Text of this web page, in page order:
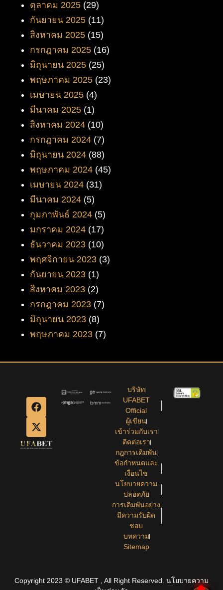
ตุลาคม 2025 (29)
กันยายน 2025 (11)
สิงหาคม 2025 (15)
กรกฎาคม 2025 (16)
มิถุนายน 2025 (25)
พฤษภาคม 2025 (23)
เมษายน 2025 (4)
มีนาคม 2025 (1)
สิงหาคม 2024 (10)
กรกฎาคม 2024 (7)
มิถุนายน 2024 (88)
พฤษภาคม 2024 (45)
เมษายน 2024 (31)
มีนาคม 2024 (5)
กุมภาพันธ์ 2024 (5)
มกราคม 2024 (17)
ธันวาคม 2023 (10)
พฤศจิกายน 2023 (3)
กันยายน 2023 (1)
สิงหาคม 2023 (2)
กรกฎาคม 2023 (7)
มิถุนายน 2023 (8)
พฤษภาคม 2023 (7)
บริษัท
UFABET
Official
ผู้เขียน
เข้าร่วมกับเรา
ติดต่อเรา
กฎการเดิมพัน
ข้อกำหนดและ
เงื่อนไข
นโยบายความ
ปลอดภัย
การเดิมพันอย่าง
มีความรับผิด
ชอบ
บทความ
Sitemap
Copyright 2023 © UFABET , All Right Reserved. นโยบายความ